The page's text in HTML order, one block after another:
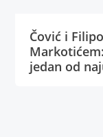
Čović i
jedan od